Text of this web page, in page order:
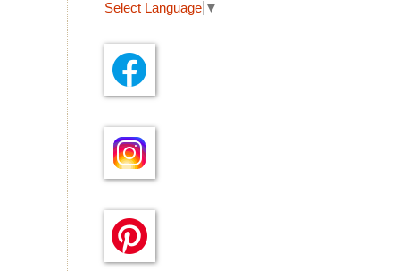
Select Language ▼